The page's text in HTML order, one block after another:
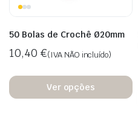
50 Bolas de Crochê Ø20mm
10,40 €(IVA NÃO incluído)
Ver opções